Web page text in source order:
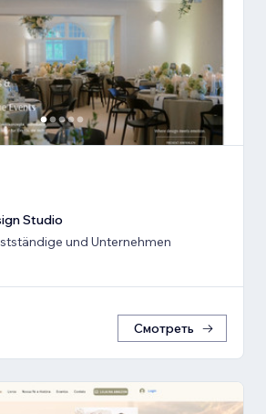
Studio
und Unternehmen
Смотреть